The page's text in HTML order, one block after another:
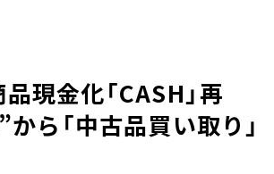
現金化「CASH」再
ら「中古品買い取り」